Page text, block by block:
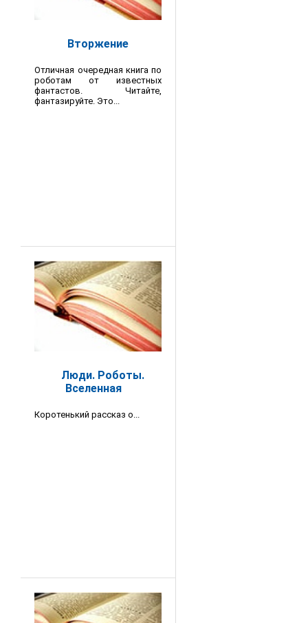
Вторжение
Отличная очередная книга по
роботам от известных
фантастов. Читайте,
фантазируйте. Это...
Люди. Роботы.
Вселенная
Коротенький рассказ о...